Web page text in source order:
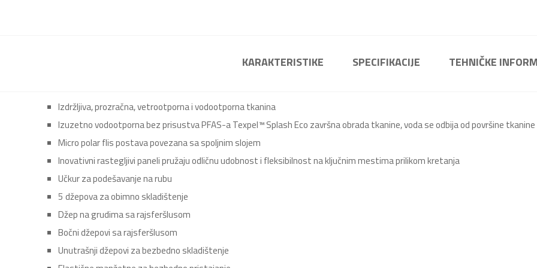
KARAKTERISTIKE SPECIFIKACIJE TEHNIČKE
Izdržljiva, prozračna, vetrootporna i vodootporna tkanina
Izuzetno vodootporna bez prisustva PFAS-a Texpel™ Splash Eco završna obrada tkanine, voda se odbija od površine tkanine
Micro polar flis postava povezana sa spoljnim slojem
Inovativni rastegljivi paneli pružaju odličnu udobnost i fleksibilnost na ključnim mestima prilikom kretanja
Učkur za podešavanje na rubu
5 džepova za obimno skladištenje
Džep na grudima sa rajsferšlusom
Bočni džepovi sa rajsferšlusom
Unutrašnji džepovi za bezbedno skladištenje